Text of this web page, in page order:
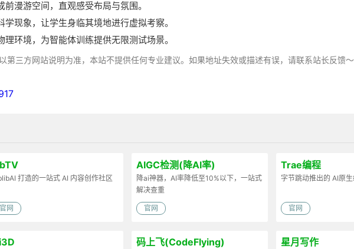
漫游空间，直观感受布局与氛围。
现象，让学生身临其境地进行虚拟考察。
环境，为智能体训练提供无限测试场景。
第三方网站说明为准，本站不提供任何专业建议。如果地址失效或描述有误，请联系站长反馈
打造的一站式 AI 内容创作社区
官网
AIGC检测(降AI率)
降ai神器，AI率降低至10%以下，一站式
解决查重
官网
Trae编程
字节跳动推出的 AI原
官网
码上飞(CodeFlying) 星月写作